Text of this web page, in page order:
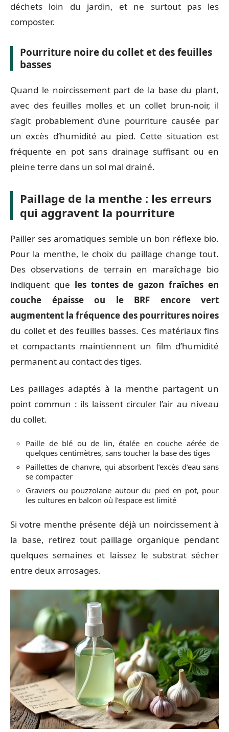
déchets loin du jardin, et ne surtout pas les
composter.
Pourriture noire du collet et des feuilles
basses
Quand le noircissement part de la base du plant,
avec des feuilles molles et un collet brun-noir, il
s’agit probablement d’une pourriture causée par
un excès d’humidité au pied. Cette situation est
fréquente en pot sans drainage suffisant ou en
pleine terre dans un sol mal drainé.
Paillage de la menthe : les erreurs
qui aggravent la pourriture
Pailler ses aromatiques semble un bon réflexe bio.
Pour la menthe, le choix du paillage change tout.
Des observations de terrain en maraîchage bio
indiquent que les tontes de gazon fraîches en
couche épaisse ou le BRF encore vert
augmentent la fréquence des pourritures noires
du collet et des feuilles basses. Ces matériaux fins
et compactants maintiennent un film d’humidité
permanent au contact des tiges.
Les paillages adaptés à la menthe partagent un
point commun : ils laissent circuler l’air au niveau
du collet.
Paille de blé ou de lin, étalée en couche aérée de
quelques centimètres, sans toucher la base des tiges
Paillettes de chanvre, qui absorbent l’excès d’eau sans
se compacter
Graviers ou pouzzolane autour du pied en pot, pour
les cultures en balcon où l’espace est limité
Si votre menthe présente déjà un noircissement à
la base, retirez tout paillage organique pendant
quelques semaines et laissez le substrat sécher
entre deux arrosages.